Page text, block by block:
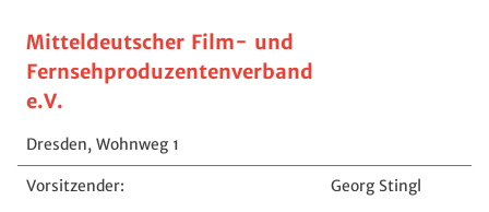
Mitteldeutscher Film- und
Fernsehproduzentenverband
e.V.
Dresden, Wohnweg 1
Vorsitzender: Georg Stingl